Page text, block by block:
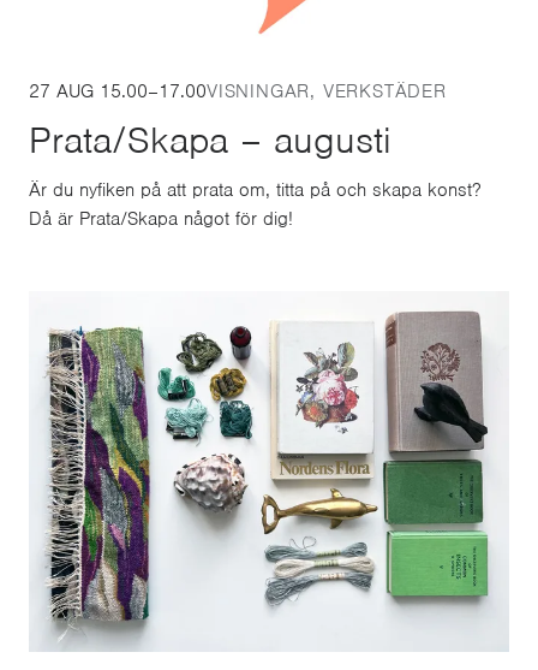
27 AUG 15.00–17.00VISNINGAR, VERKSTÄDER
Prata/Skapa – augusti
Är du nyfiken på att prata om, titta på och skapa konst?
Då är Prata/Skapa något för dig!